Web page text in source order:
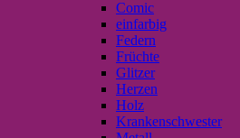
Comic
einfarbig
Federn
Früchte
Glitzer
Herzen
Holz
Krankenschwester